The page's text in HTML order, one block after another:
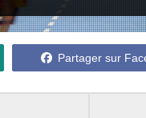
Partager sur